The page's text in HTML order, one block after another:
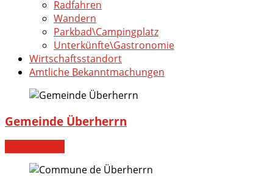
Radfahren
Wandern
Parkbad\Campingplatz
Unterkünfte\Gastronomie
Wirtschaftsstandort
Amtliche Bekanntmachungen
Gemeinde Überherrn